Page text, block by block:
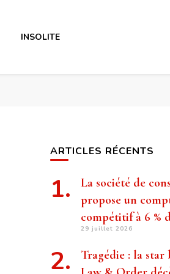
INSOLITE
ARTICLES RÉCENTS
La société de
propose un
compétitif à 6 %
29 juillet 2026
Tragédie : la star